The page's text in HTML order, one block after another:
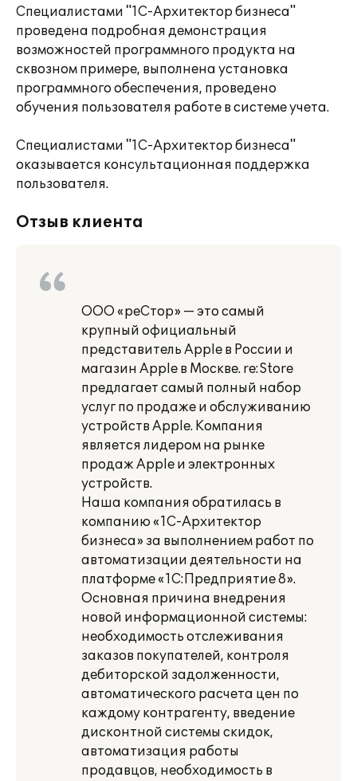
Специалистами "1С-Архитектор бизнеса"
проведена подробная демонстрация
возможностей программного продукта на
сквозном примере, выполнена установка
программного обеспечения, проведено
обучения пользователя работе в системе учета.
Специалистами "1С-Архитектор бизнеса"
оказывается консультационная поддержка
пользователя.
Отзыв клиента
ООО «реСтор» — это самый
крупный официальный
представитель Apple в России и
магазин Apple в Москве. re:Store
предлагает самый полный набор
услуг по продаже и обслуживанию
устройств Apple. Компания
является лидером на рынке
продаж Apple и электронных
устройств.
Наша компания обратилась в
компанию «1С-Архитектор
бизнеса» за выполнением работ по
автоматизации деятельности на
платформе «1С:Предприятие 8».
Основная причина внедрения
новой информационной системы:
необходимость отслеживания
заказов покупателей, контроля
дебиторской задолженности,
автоматического расчета цен по
каждому контрагенту, введение
дисконтной системы скидок,
автоматизация работы
продавцов, необходимость в